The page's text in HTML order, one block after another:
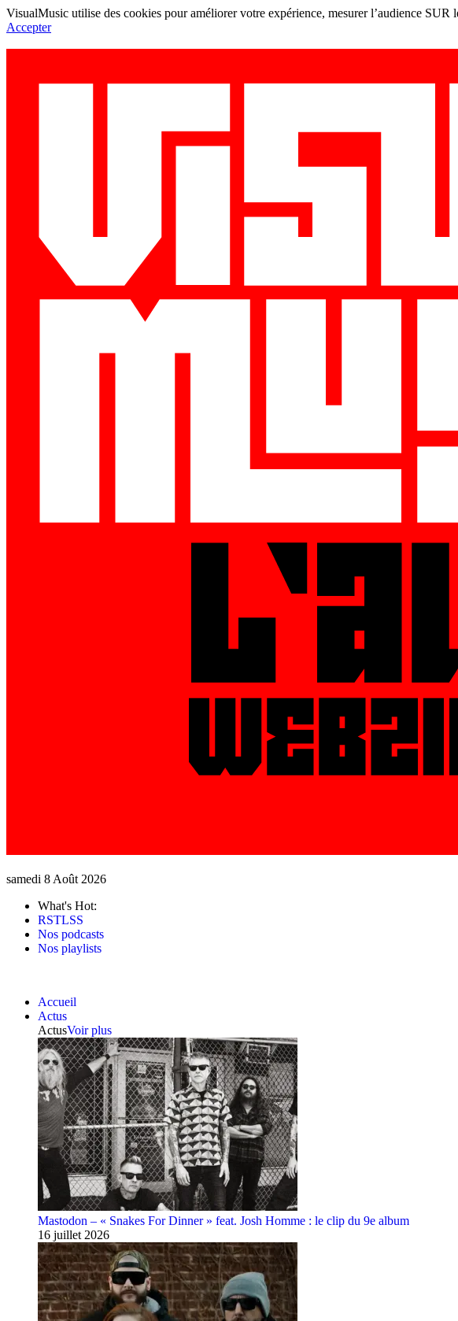
VisualMusic utilise des cookies pour améliorer votre expérience, mesurer l’audience SUR
Accepter
samedi 8 Août 2026
What's Hot:
RSTLSS
Nos podcasts
Nos playlists
Accueil
Actus
ActusVoir plus
Mastodon – « Snakes For Dinner » feat. Josh Homme : le clip du 9e album
16 juillet 2026